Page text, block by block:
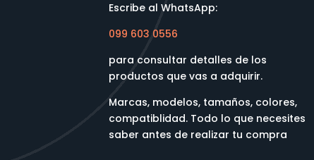
Escribe al WhatsApp:
099 603 0556
para consultar detalles de los
productos que vas a adquirir.
Marcas, modelos, tamaños, colores,
compatiblidad. Todo lo que necesites
saber antes de realizar tu compra